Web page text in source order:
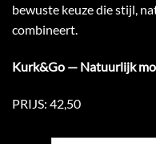
bewuste keuze die stijl,
combineert.
Kurk&Go — Natuurlijk
PRIJS: 42,50